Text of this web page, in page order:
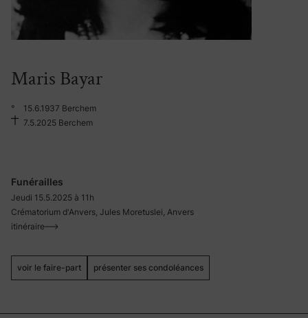
Maris Bayar
°
15.6.1937 Berchem
7.5.2025 Berchem
Funérailles
Jeudi 15.5.2025 à 11h
Crématorium d'Anvers, Jules Moretuslei, Anvers
itinéraire
voir le faire-part présenter ses condoléances